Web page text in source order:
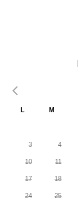
L M
3 4
10 11
17 18
24 25